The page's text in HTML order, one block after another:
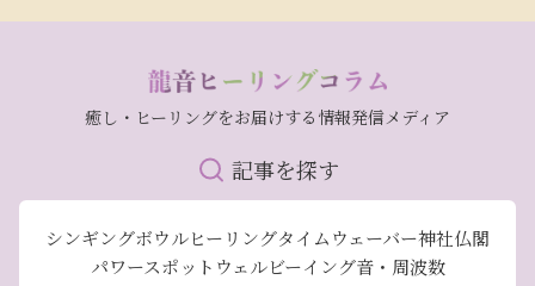
癒し・ヒーリングをお届けする情報発信メディア
記事を探す
シンギングボウルヒーリングタイムウェーバー神社仏閣
パワースポット ウェルビーイング音・周波数